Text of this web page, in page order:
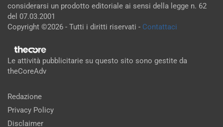
considerarsi un prodotto editoriale ai sensi della legge n. 62
del 07.03.2001
Copyright ©2026 - Tutti i diritti riservati - Contattaci
Le attività pubblicitarie su questo sito sono gestite da
theCoreAdv
Redazione
Privacy Policy
Disclaimer